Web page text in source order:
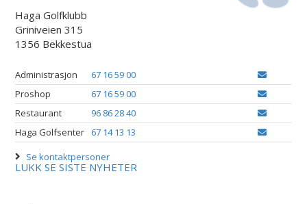
Haga Golfklubb
Griniveien 315
1356 Bekkestua
Administrasjon
67 16 59 00
Proshop
67 16 59 00
Restaurant
96 86 28 40
Haga Golfsenter
67 14 13 13
Se kontaktpersoner
LUKK SE SISTE NYHETER